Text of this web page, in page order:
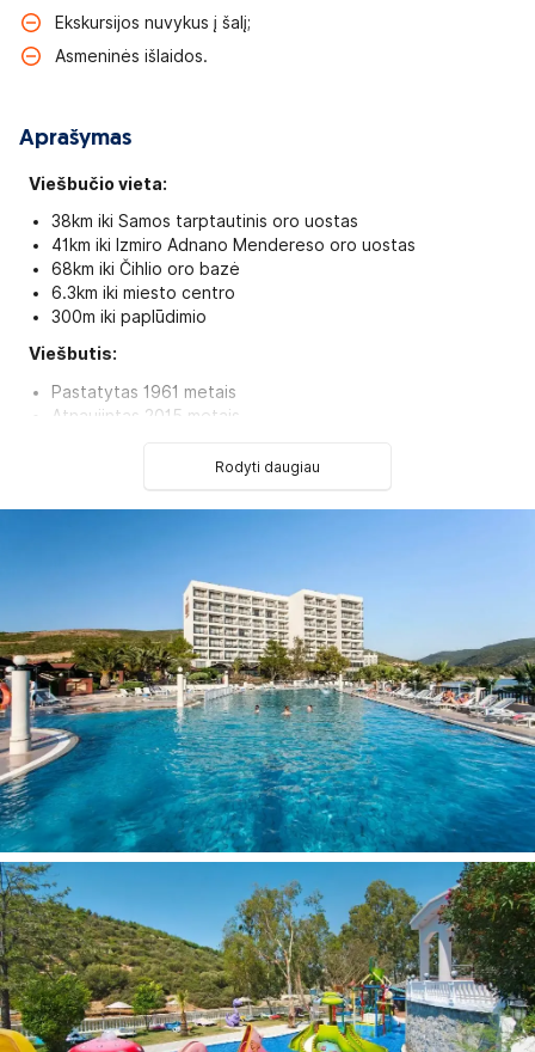
Ekskursijos nuvykus į šalį;
Asmeninės išlaidos.
Aprašymas
Viešbučio vieta:
38km iki Samos tarptautinis oro uostas
41km iki Izmiro Adnano Mendereso oro uostas
68km iki Čihlio oro bazė
6.3km iki miesto centro
300m iki paplūdimio
Viešbutis:
Pastatytas 1961 metais
Atnaujintas 2015 metais
28 kv.m)
58 Deluxe Room Land View tipo kambariai (maks. 3 asm.,
Neįgaliesiems pritaikytų kambarių skaičius: 3
Kambarių nerūkantiems skaičius: Visi
Viešbučio kategorija šalyje - 5*
Kambariuose:
Seifas
Medinės arba parketo grindys
Į viršutinius aukštus galima pakilti liftu
Žadinimo paslauga
Lauko baldai
Rankšluosčiai
Arbatos / kavos aparatas
Sulankstoma lova
Televizorius
Patalynės užvalkalai
Rodyti daugiau